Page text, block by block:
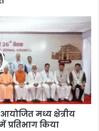
मध्य क्षेत्रीय
प्रतिभाग किया